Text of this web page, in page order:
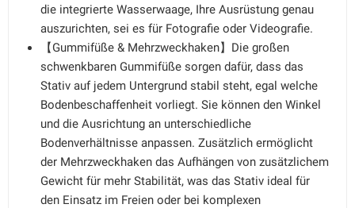
die integrierte Wasserwaage, Ihre Ausrüstung genau
auszurichten, sei es für Fotografie oder Videografie.
【Gummifüße & Mehrzweckhaken】Die großen
schwenkbaren Gummifüße sorgen dafür, dass das
Stativ auf jedem Untergrund stabil steht, egal welche
Bodenbeschaffenheit vorliegt. Sie können den Winkel
und die Ausrichtung an unterschiedliche
Bodenverhältnisse anpassen. Zusätzlich ermöglicht
der Mehrzweckhaken das Aufhängen von zusätzlichem
Gewicht für mehr Stabilität, was das Stativ ideal für
den Einsatz im Freien oder bei komplexen